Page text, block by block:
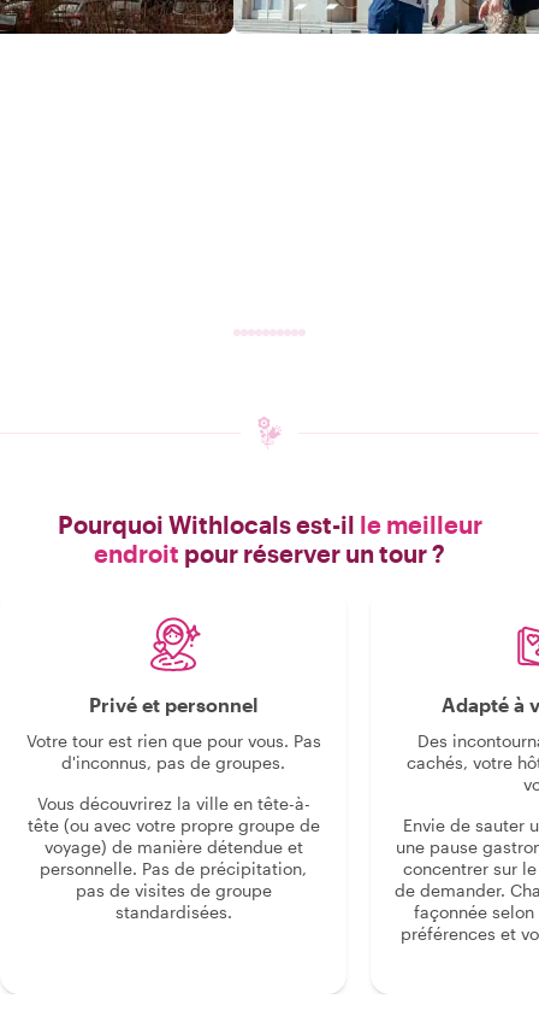
Pourquoi Withlocals est-il le meilleur
endroit pour réserver un tour ?
Privé et personnel
Votre tour est rien que pour vous. Pas
d'inconnus, pas de groupes.
Vous découvrirez la ville en tête-à-
tête (ou avec votre propre groupe de
voyage) de manière détendue et
personnelle. Pas de précipitation,
pas de visites de groupe
standardisées.
Adapté à
Des
cachés, votre
Envie de sauter
une pause
concentrer sur
de demander.
façonnée
préférences et